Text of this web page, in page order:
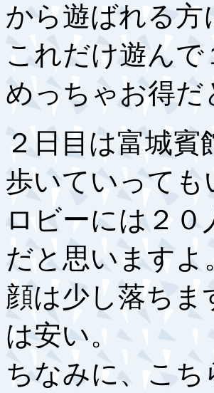
から遊ばれる
これだけ遊ん
めっちゃお得
２日目は富城
歩いていって
ロビーには２
だと思いますよ
顔は少し落ちま
は安い。
ちなみに、こ